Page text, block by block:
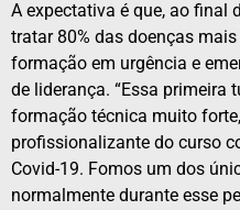
A expectativa é que, ao final
tratar 80% das doenças
formação em urgência e
de liderança. “Essa primeira
formação técnica muito
profissionalizante do curso
Covid-19. Fomos um dos
normalmente durante esse